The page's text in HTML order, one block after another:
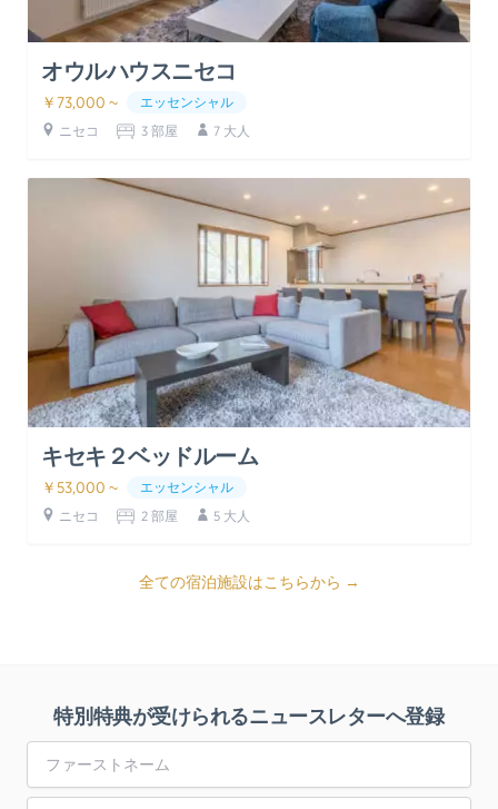
オウルハウスニセコ
￥73,000 ~
エッセンシャル
ニセコ
3 部屋 7 大人
キセキ２ベッドルーム
￥53,000 ~
エッセンシャル
ニセコ
2 部屋 5 大人
全ての宿泊施設はこちらから →
特別特典が受けられるニュースレターへ登録